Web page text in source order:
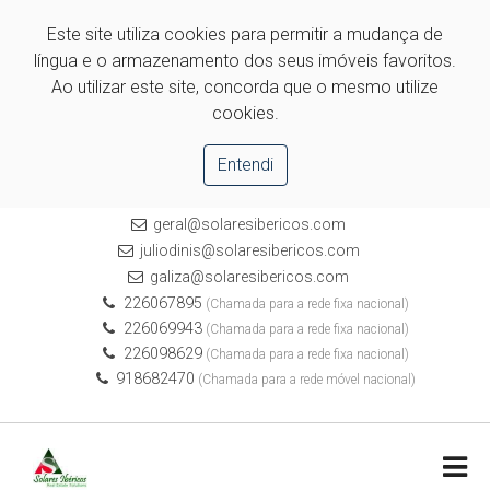
Este site utiliza cookies para permitir a mudança de
língua e o armazenamento dos seus imóveis favoritos.
Ao utilizar este site, concorda que o mesmo utilize
cookies.
Entendi
geral@solaresibericos.com
juliodinis@solaresibericos.com
galiza@solaresibericos.com
226067895 (Chamada para a rede fixa nacional)
226069943(Chamada para a rede fixa nacional)
226098629(Chamada para a rede fixa nacional)
918682470 (Chamada para a rede móvel nacional)